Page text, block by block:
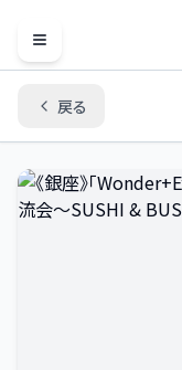
Open menu
戻る